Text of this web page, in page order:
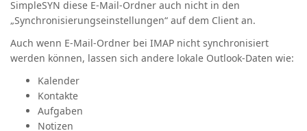
SimpleSYN diese E-Mail-Ordner auch nicht in den
„Synchronisierungseinstellungen“ auf dem Client an.
Auch wenn E-Mail-Ordner bei IMAP nicht synchronisiert
werden können, lassen sich andere lokale Outlook-Daten wie:
Kalender
Kontakte
Aufgaben
Notizen